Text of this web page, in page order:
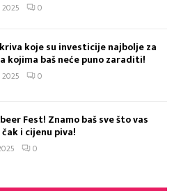
0
koje su investicije najbolje za
kojima baš neće puno zaraditi!
0
Fest! Znamo baš sve što vas
i cijenu piva!
0